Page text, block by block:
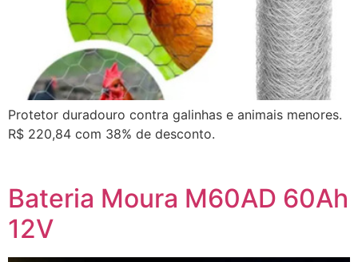
Protetor duradouro contra galinhas e animais menores.
R$ 220,84 com 38% de desconto.
Bateria Moura M60AD 60Ah
12V